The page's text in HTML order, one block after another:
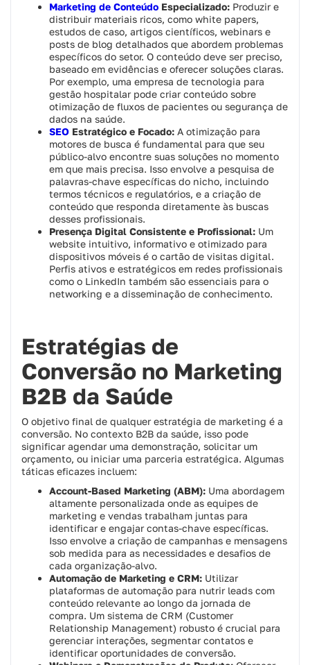
Marketing de Conteúdo Especializado: Produzir e
distribuir materiais ricos, como white papers,
estudos de caso, artigos científicos, webinars e
posts de blog detalhados que abordem problemas
específicos do setor. O conteúdo deve ser preciso,
baseado em evidências e oferecer soluções claras.
Por exemplo, uma empresa de tecnologia para
gestão hospitalar pode criar conteúdo sobre
otimização de fluxos de pacientes ou segurança de
dados na saúde.
SEO Estratégico e Focado: A otimização para
motores de busca é fundamental para que seu
público-alvo encontre suas soluções no momento
em que mais precisa. Isso envolve a pesquisa de
palavras-chave específicas do nicho, incluindo
termos técnicos e regulatórios, e a criação de
conteúdo que responda diretamente às buscas
desses profissionais.
Presença Digital Consistente e Profissional: Um
website intuitivo, informativo e otimizado para
dispositivos móveis é o cartão de visitas digital.
Perfis ativos e estratégicos em redes profissionais
como o LinkedIn também são essenciais para o
networking e a disseminação de conhecimento.
Estratégias de
Conversão no Marketing
B2B da Saúde
O objetivo final de qualquer estratégia de marketing é a
conversão. No contexto B2B da saúde, isso pode
significar agendar uma demonstração, solicitar um
orçamento, ou iniciar uma parceria estratégica. Algumas
táticas eficazes incluem:
Account-Based Marketing (ABM): Uma abordagem
altamente personalizada onde as equipes de
marketing e vendas trabalham juntas para
identificar e engajar contas-chave específicas.
Isso envolve a criação de campanhas e mensagens
sob medida para as necessidades e desafios de
cada organização-alvo.
Automação de Marketing e CRM: Utilizar
plataformas de automação para nutrir leads com
conteúdo relevante ao longo da jornada de
compra. Um sistema de CRM (Customer
Relationship Management) robusto é crucial para
gerenciar interações, segmentar contatos e
identificar oportunidades de conversão.